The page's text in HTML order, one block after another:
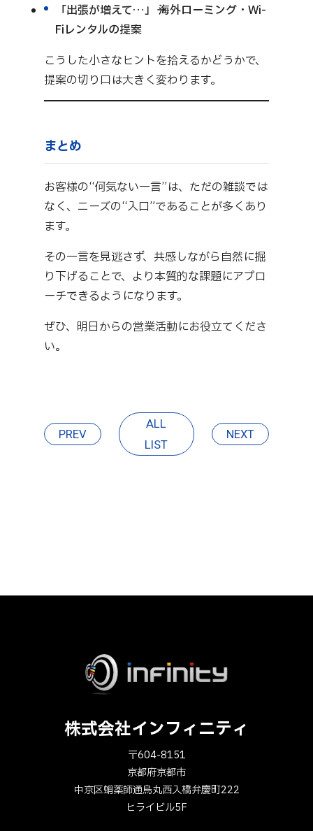
「出張が増えて…」→ 海外ローミング・Wi-
Fiレンタルの提案
こうした小さなヒントを拾えるかどうかで、
提案の切り口は大きく変わります。
まとめ
お客様の“何気ない一言”は、ただの雑談では
なく、ニーズの“入口”であることが多くあり
ます。
その一言を見逃さず、共感しながら自然に掘
り下げることで、より本質的な課題にアプロ
ーチできるようになります。
ぜひ、明日からの営業活動にお役立てくださ
い。
PREV
ALL
LIST
NEXT
株式会社インフィニティ
〒604-8151
京都府京都市
中京区蛸薬師通烏丸西入橋弁慶町222
ヒライビル5F